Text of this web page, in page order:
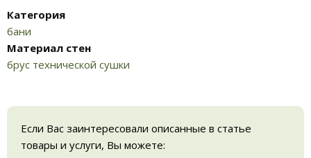
Категория
бани
Материал стен
брус технической сушки
Если Вас заинтересовали описанные в статье
товары и услуги, Вы можете: